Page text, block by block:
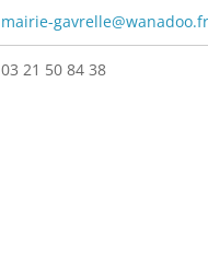
mairie-gavrelle@wanadoo.fr
03 21 50 84 38